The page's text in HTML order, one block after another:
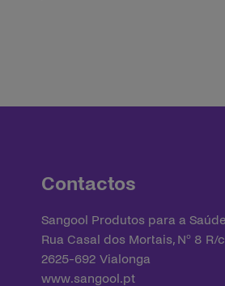
Contactos
Sangool Produtos para a
Rua Casal dos Mortais, Nº 8 R/
2625-692 Vialonga
www.sangool.pt